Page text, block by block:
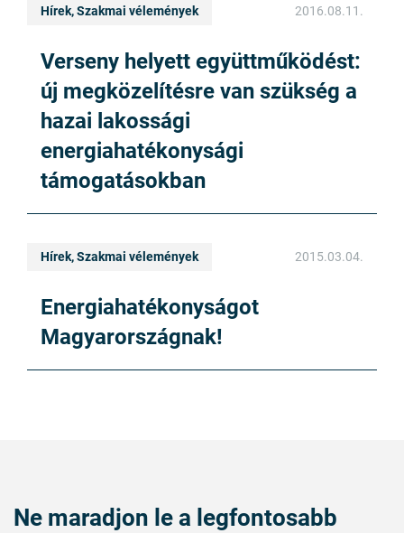
Hírek, Szakmai vélemények 2016.08.11.
Verseny helyett együttműködést:
új megközelítésre van szükség a
hazai lakossági
energiahatékonysági
támogatásokban
Hírek, Szakmai vélemények 2015.03.04.
Energiahatékonyságot
Magyarországnak!
Ne maradjon le a legfontosabb